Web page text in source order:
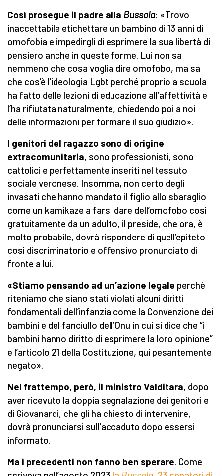
Così prosegue il padre alla Bussola: «Trovo
inaccettabile etichettare un bambino di 13 anni di
omofobia e impedirgli di esprimere la sua libertà di
pensiero anche in queste forme. Lui non sa
nemmeno che cosa voglia dire omofobo, ma sa
che cos’è l’ideologia Lgbt perché proprio a scuola
ha fatto delle lezioni di educazione all’affettività e
l’ha rifiutata naturalmente, chiedendo poi a noi
delle informazioni per formare il suo giudizio».
I genitori del ragazzo sono di origine
extracomunitaria, sono professionisti, sono
cattolici e perfettamente inseriti nel tessuto
sociale veronese. Insomma, non certo degli
invasati che hanno mandato il figlio allo sbaraglio
come un kamikaze a farsi dare dell’omofobo così
gratuitamente da un adulto, il preside, che ora, è
molto probabile, dovrà rispondere di quell’epiteto
così discriminatorio e offensivo pronunciato di
fronte a lui.
«Stiamo pensando ad un’azione legale perché
riteniamo che siano stati violati alcuni diritti
fondamentali dell’infanzia come la Convenzione dei
bambini e del fanciullo dell’Onu in cui si dice che “i
bambini hanno diritto di esprimere la loro opinione”
e l’articolo 21 della Costituzione, qui pesantemente
negato».
Nel frattempo, però, il ministro Valditara, dopo
aver ricevuto la doppia segnalazione dei genitori e
di Giovanardi, che gli ha chiesto di intervenire,
dovrà pronunciarsi sull’accaduto dopo essersi
informato.
Ma i precedenti non fanno ben sperare. Come